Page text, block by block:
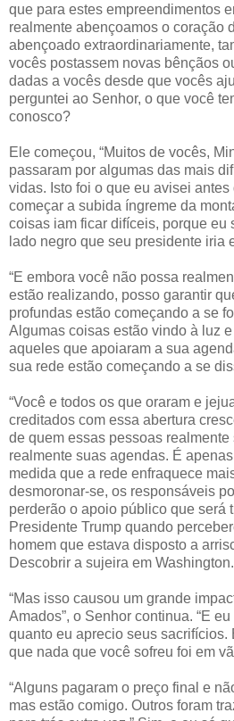
que para estes empreendimentos
realmente abençoamos o coração
abençoado extraordinariamente,
vocês postassem novas bênçãos
dadas a vocês desde que vocês
perguntei ao Senhor, o que você
conosco?
Ele começou, “Muitos de vocês,
passaram por algumas das mais
vidas. Isto foi o que eu avisei
começar a subida íngreme da
coisas iam ficar difíceis, porque eu
lado negro que seu presidente iria
“E embora você não possa
estão realizando, posso garantir
profundas estão começando a se
Algumas coisas estão vindo à luz
aqueles que apoiaram a sua
sua rede estão começando a se
“Você e todos os que oraram e
creditados com essa abertura
de quem essas pessoas
realmente suas agendas. É
medida que a rede enfraquece
desmoronar-se, os responsáveis
perderão o apoio público que será
Presidente Trump quando
homem que estava disposto a
Descobrir a sujeira em
“Mas isso causou um grande
Amados”, o Senhor continua. “E
quanto eu aprecio seus sacrifícios.
que nada que você sofreu foi em
“Alguns pagaram o preço final e
mas estão comigo. Outros foram